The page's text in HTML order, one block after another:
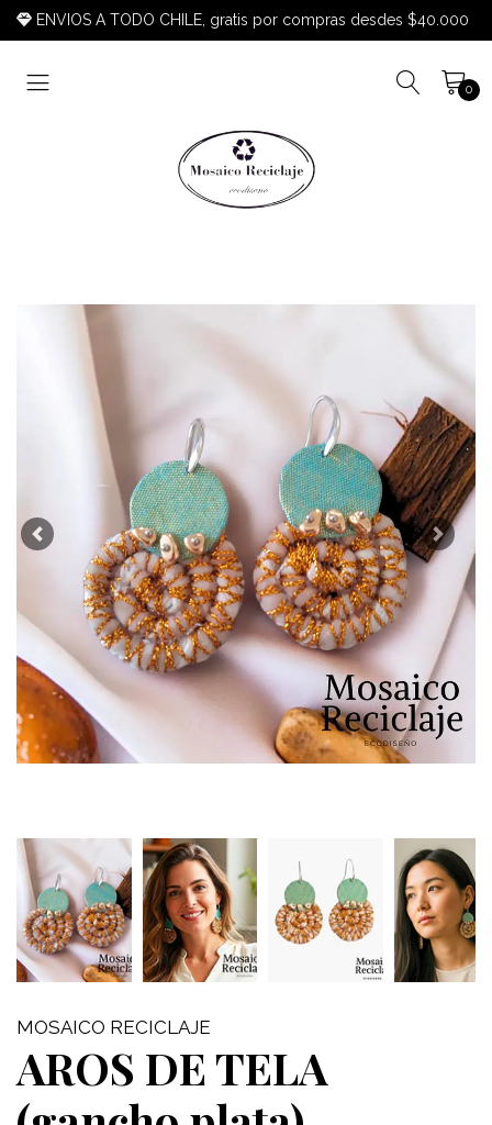
ENVIOS A TODO CHILE, gratis por compras desdes $40.000
0
Previous Next
MOSAICO RECICLAJE
AROS DE TELA